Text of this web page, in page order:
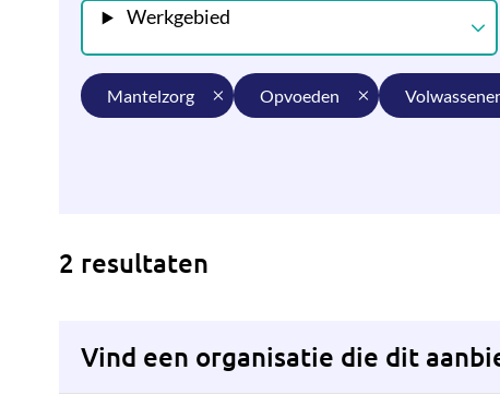
Werkgebied
mantelzorg opvoeden
2 resultaten
Vind een organisatie die dit